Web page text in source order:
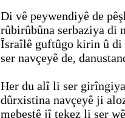
Di vê peywendiyê de
rûbirûbûna serbaziya di
Îsraîlê guftûgo kirin û di
ser navçeyê de,
Her du alî li ser
dûrxistina navçeyê ji
mebestê jî tekez li ser